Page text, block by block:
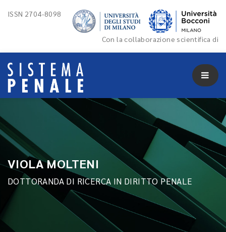
ISSN 2704-8098
Con la collaborazione scientifica di
VIOLA MOLTENI
DOTTORANDA DI RICERCA IN DIRITTO PENALE